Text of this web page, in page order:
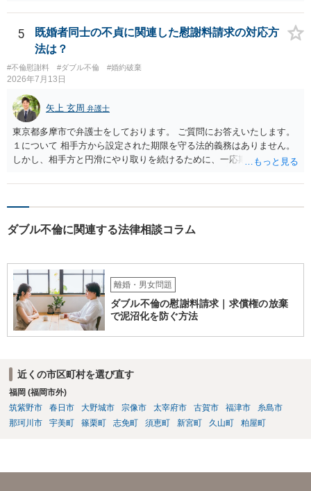
等まで当然に含まれているとは限りません。そのため、追加費用が発
生するかどうかは、まず委任契約書と弁護士の説明を確認した方がよ
いでしょう。 成功報酬についても、契約内容次第です。通常は、実際
に回収できた金額を基準に報酬が発生する契約が多いと思われます
が、「請求額を認めさせた場合」や「和解成立時」など、回収前に報
酬が発生する定めになっている可能性もあります。 依頼している弁護
士に、破産手続への意見申述まで契約内で対応してもらえるのか、追
加費用はかかるか、免責された場合に成功報酬が発生するのか、非免
責債権として争う見込みがあるのかを確認されるとよいと思います。
5
既婚者同士の不貞に関連した慰謝料請求の対応方
法は？
#不倫慰謝料 #ダブル不倫 #婚約破棄
2026年7月13日
矢上 玄周 弁護士
東京都多摩市で弁護士をしております。 ご質問にお答えいたします。
１について 相手方から設定された期限を守る法的義務はありません。
しかし、相手方と円滑にやり取りを続けるために、一応期限を守って
が、期限を守らないのもご不安という場合には、「弁護士に相談して
は、法的には別の議論ではありますが、事実上の繋がりがないわけで
負担割合が高くなり、婚約破棄の慰謝料も払う必要が生じるという可
能性もないわけではありません。 ただし、法律上重婚は認められてい
ないので、既婚者同士の婚約が成立するかといわれると、成立しない
と判断される可能性の方が高いと思われます。 ３について 和解をする
際には、清算条項という定めを設けることがほとんどです。 清算条項
を定めることによって、「これをもってお互いに今後一切請求しな
としての回答となります。 詳細なご事情をお伺いすればより適切な回
答ができるかと存じます。 弁護士に相談すべき事案かと存じますの
で、お早めにご相談されることをお勧めいたします。
ダブル不倫に関連する法律相談コラム
離婚・男女問題
ダブル不倫の慰謝料請求｜求償権の放棄
で泥沼化を防ぐ方法
近くの市区町村を選び直す
福岡 (福岡市外)
筑紫野市
春日市 大野城市 宗像市 太宰府市 古賀市 福津市
糸島市
那珂川市
宇美町 篠栗町 志免町 須恵町 新宮町 久山町 粕屋町